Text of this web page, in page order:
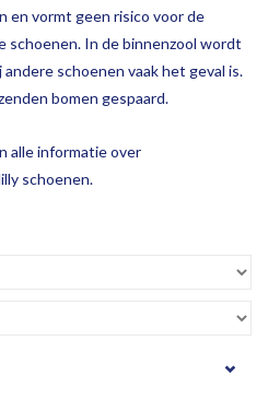
en vormt geen risico voor de
schoenen. In de binnenzool wordt
schoenen vaak het geval is.
bomen gespaard.
alle informatie over
schoenen.